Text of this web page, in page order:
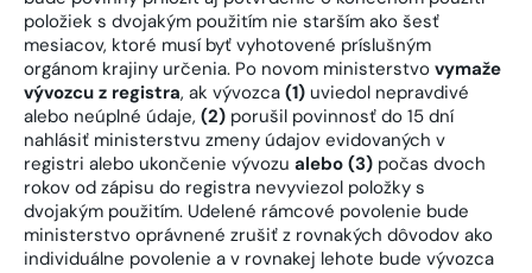
položiek s dvojakým použitím nie starším ako šesť
mesiacov, ktoré musí byť vyhotovené príslušným
orgánom krajiny určenia. Po novom ministerstvo vymaže
vývozcu z registra, ak vývozca (1) uviedol nepravdivé
alebo neúplné údaje, (2) porušil povinnosť do 15 dní
nahlásiť ministerstvu zmeny údajov evidovaných v
registri alebo ukončenie vývozu alebo (3) počas dvoch
rokov od zápisu do registra nevyviezol položky s
dvojakým použitím. Udelené rámcové povolenie bude
ministerstvo oprávnené zrušiť z rovnakých dôvodov ako
individuálne povolenie a v rovnakej lehote bude vývozca